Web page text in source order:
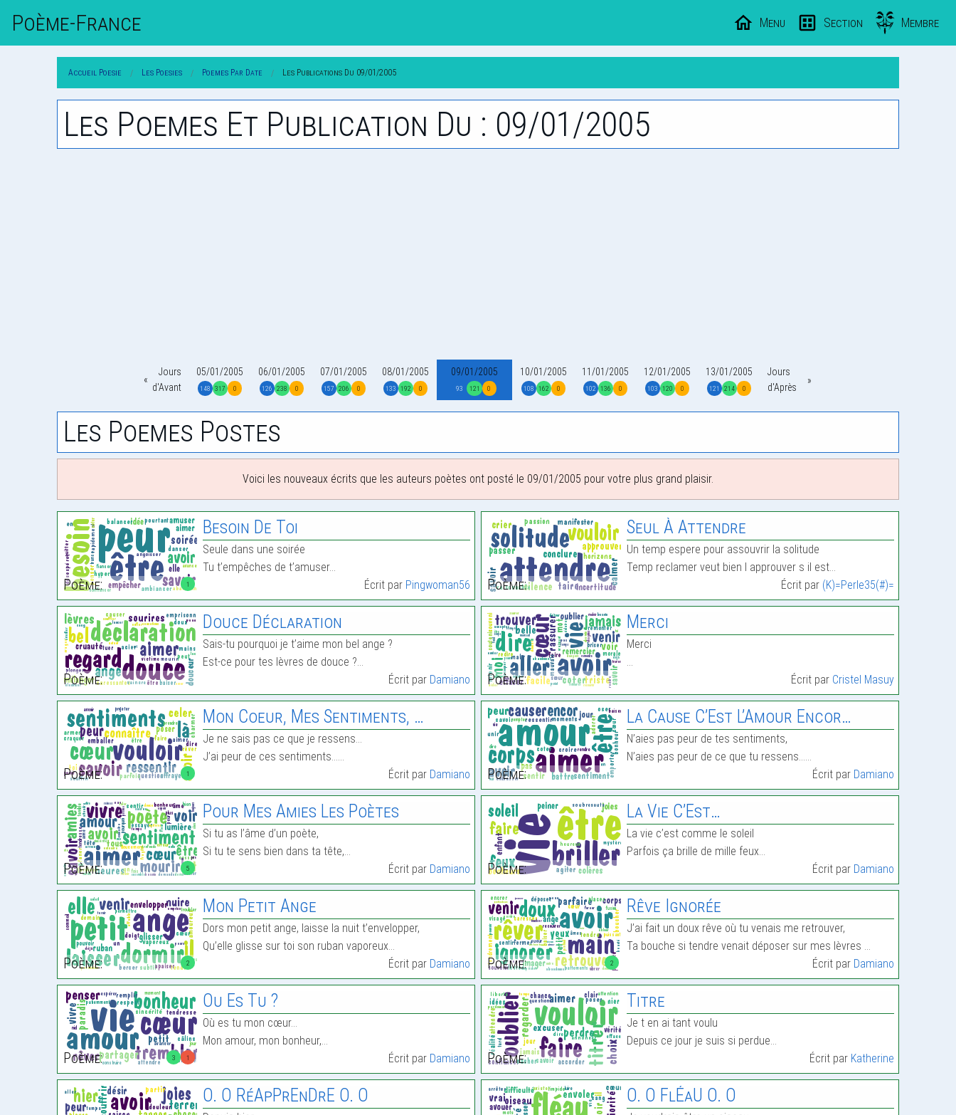
Poème-FrAnce Menu Section Membre
Accueil Poesie Les Poesies Poemes Par Date Les Publications Du 09/01/2005
Les Poemes Et Publication Du : 09/01/2005
Jours
d'Avant
05/01/2005
148 317 0
06/01/2005
126 238 0
07/01/2005
157 206 0
08/01/2005
133 192 0
09/01/2005
93 121 0
10/01/2005
108 162 0
11/01/2005
102 136 0
12/01/2005
103 120 0
13/01/2005
121 214 0
Jours
d'Après
Les Poemes Postes
Voici les nouveaux écrits que les auteurs poètes ont posté le 09/01/2005 pour votre plus grand plaisir.
1
Poème:
Besoin De Toi
Seule dans une soirée
Tu t’empêches de t’amuser…
Écrit par Pingwoman56 Poème:
Seul À Attendre
Un temp espere pour assouvrir la solitude
Temp reclamer veut bien l approuver s il est…
Écrit par (K)=Perle35(#)=
Poème:
Douce Déclaration
Sais-tu pourquoi je t’aime mon bel ange ?
Est-ce pour tes lèvres de douce ?…
Écrit par Damiano Poème:
Merci
Merci
…
Écrit par Cristel Masuy
1
Poème:
Mon Coeur, Mes Sentiments, …
Je ne sais pas ce que je ressens…
J’ai peur de ces sentiments……
Écrit par Damiano Poème:
La Cause C’Est L’Amour Encor…
N’aies pas peur de tes sentiments,
N’aies pas peur de ce que tu ressens……
Écrit par Damiano
5
Poème:
Pour Mes Amies Les Poètes
Si tu as l’âme d’un poète,
Si tu te sens bien dans ta tête,…
Écrit par Damiano Poème:
La Vie C’Est…
La vie c’est comme le soleil
Parfois ça brille de mille feux…
Écrit par Damiano
2
Poème:
Mon Petit Ange
Dors mon petit ange, laisse la nuit t’envelopper,
Qu’elle glisse sur toi son ruban vaporeux…
Écrit par Damiano 2
Poème:
Rêve Ignorée
J’ai fait un doux rêve où tu venais me retrouver,
Ta bouche si tendre venait déposer sur mes lèvres …
Écrit par Damiano
3 1
Poème:
Ou Es Tu ?
Où es tu mon cœur…
Mon amour, mon bonheur,…
Écrit par Damiano Poème:
Titre
Je t en ai tant voulu
Depuis ce jour je suis si perdue…
Écrit par Katherine
O. O RéApPrEnDrE O. O O. O FlÉaU O. O